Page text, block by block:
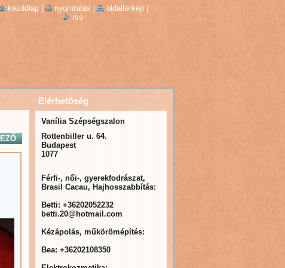
Elérhetőség
Vanília Szépségszalon
Rottenbiller u. 64.
Budapest
1077
Férfi-, női-, gyerekfodrászat,
Brasil Cacau, Hajhosszabbítás:
Betti: +36202052232
betti.20@hotmail.com
Kézápolás, műkörömépítés:
Bea: +36202108350
kezdőlap nyomtatás oldaltérkép
rss